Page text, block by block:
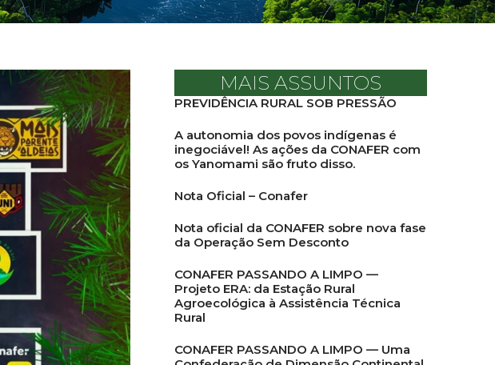
MAIS ASSUNTOS
PREVIDÊNCIA RURAL SOB PRESSÃO
A autonomia dos povos indígenas é
inegociável! As ações da CONAFER com
os Yanomami são fruto disso.
Nota Oficial – Conafer
Nota oficial da CONAFER sobre nova fase
da Operação Sem Desconto
CONAFER PASSANDO A LIMPO —
Projeto ERA: da Estação Rural
Agroecológica à Assistência Técnica
Rural
CONAFER PASSANDO A LIMPO — Uma